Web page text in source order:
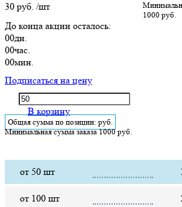
30 руб. /шт
1000 руб.
До конца акции осталось:
00дн.
00час.
00мин.
Подписаться на цену
В корзину
Общая сумма по позиции: руб.
Минимальная сумма заказа 1000 руб.
от 50 шт
от 100 шт